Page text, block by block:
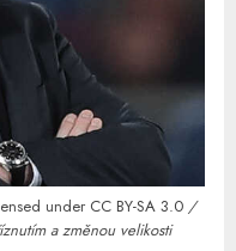
under CC BY-SA 3.0 /
a změnou velikosti